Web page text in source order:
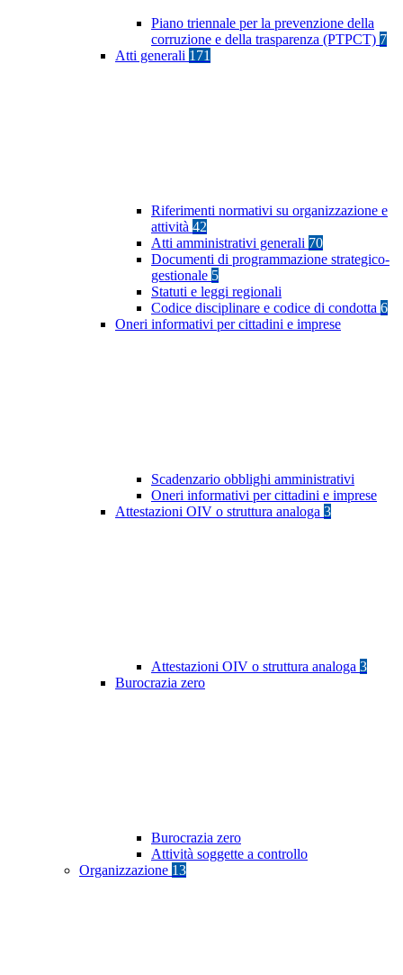
Piano triennale per la prevenzione della
corruzione e della trasparenza (PTPCT) 7
Atti generali 171
Riferimenti normativi su organizzazione e
attività 42
Atti amministrativi generali 70
Documenti di programmazione strategico-
gestionale 5
Statuti e leggi regionali
Codice disciplinare e codice di condotta 6
Oneri informativi per cittadini e imprese
Scadenzario obblighi amministrativi
Oneri informativi per cittadini e imprese
Attestazioni OIV o struttura analoga 3
Attestazioni OIV o struttura analoga 3
Burocrazia zero
Burocrazia zero
Attività soggette a controllo
Organizzazione 13